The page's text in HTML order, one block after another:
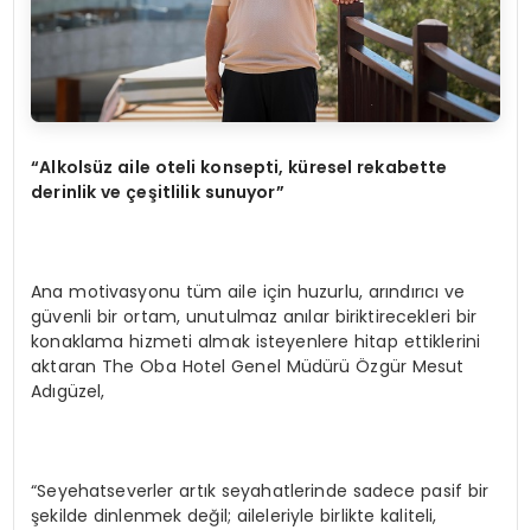
“Alkolsüz aile oteli konsepti, küresel rekabette
derinlik ve çeşitlilik sunuyor”
Ana motivasyonu tüm aile için huzurlu, arındırıcı ve
güvenli bir ortam, unutulmaz anılar biriktirecekleri bir
konaklama hizmeti almak isteyenlere hitap ettiklerini
aktaran The Oba Hotel Genel Müdürü Özgür Mesut
Adıgüzel,
“Seyehatseverler artık seyahatlerinde sadece pasif bir
şekilde dinlenmek değil; aileleriyle birlikte kaliteli,